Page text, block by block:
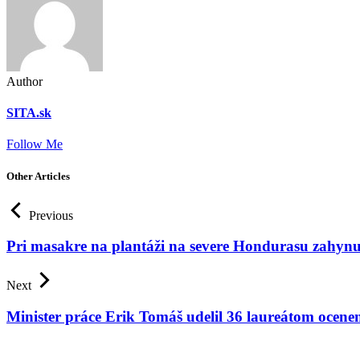
Author
SITA.sk
Follow Me
Other Articles
Previous
Pri masakre na plantáži na severe Hondurasu
Next
Minister práce Erik Tomáš udelil 36 laureátom